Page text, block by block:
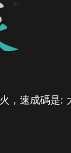
，速成碼是: